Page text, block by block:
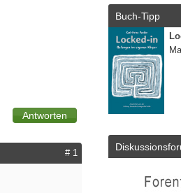
# 1
Buch-Tipp